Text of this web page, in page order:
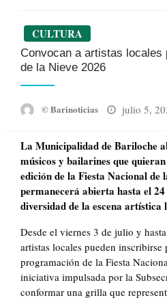
CULTURA
Convocan a artistas locales
de la Nieve 2026
© Barinoticias
Posted
julio 5,
La Municipalidad de Bariloche
músicos y bailarines que
edición de la Fiesta Nacional de
permanecerá abierta hasta el
diversidad de la escena artística
Desde el viernes 3 de julio y
artistas locales pueden inscribirse
programación de la Fiesta
iniciativa impulsada por la
conformar una grilla que